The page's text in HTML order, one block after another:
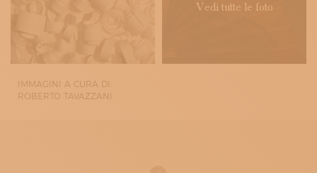
Vedi tutte le foto
IMMAGINI A CURA DI:
ROBERTO TAVAZZANI